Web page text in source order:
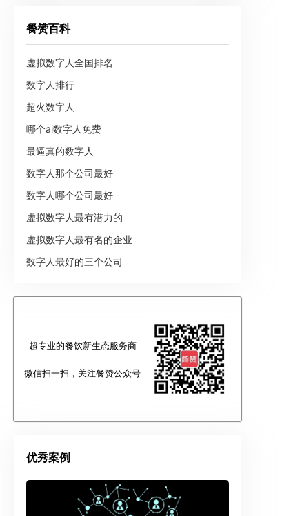
餐赞百科
虚拟数字人全国排名
数字人排行
超火数字人
哪个ai数字人免费
最逼真的数字人
数字人那个公司最好
数字人哪个公司最好
虚拟数字人最有潜力的
虚拟数字人最有名的企业
数字人最好的三个公司
超专业的餐饮新生态服务商
微信扫一扫，关注餐赞公众号
优秀案例